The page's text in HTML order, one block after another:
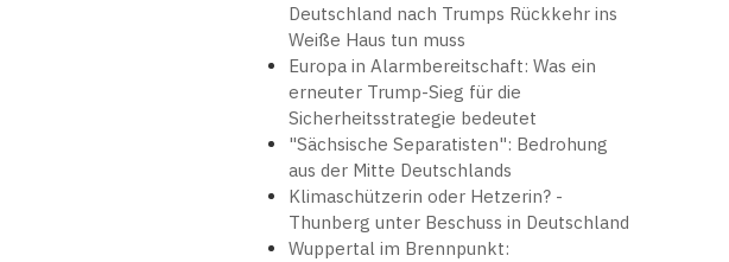
Deutschland nach Trumps Rückkehr ins
Weiße Haus tun muss
Europa in Alarmbereitschaft: Was ein
erneuter Trump-Sieg für die
Sicherheitsstrategie bedeutet
"Sächsische Separatisten": Bedrohung
aus der Mitte Deutschlands
Klimaschützerin oder Hetzerin? -
Thunberg unter Beschuss in Deutschland
Wuppertal im Brennpunkt: